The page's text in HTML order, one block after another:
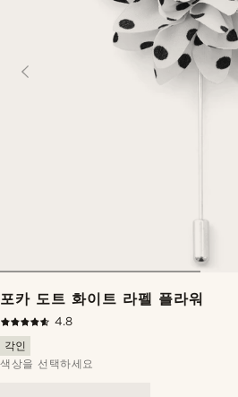
포카 도트 화이트 라펠 플라워
4.8
각인
색상을 선택하세요